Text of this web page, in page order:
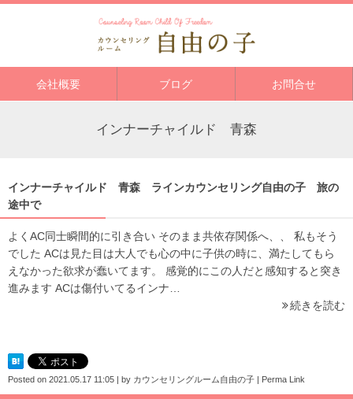
会社概要 ブログ お問合せ
インナーチャイルド 青森
インナーチャイルド 青森 ラインカウンセリング自由の子 旅の
途中で
よくAC同士瞬間的に引き合い そのまま共依存関係へ、、 私もそう
でした ACは見た目は大人でも心の中に子供の時に、満たしてもら
えなかった欲求が蠢いてます。 感覚的にこの人だと感知すると突き
進みます ACは傷付いてるインナ…
続きを読む
Posted on 2021.05.17 11:05 | by カウンセリングルーム自由の子 | Perma Link